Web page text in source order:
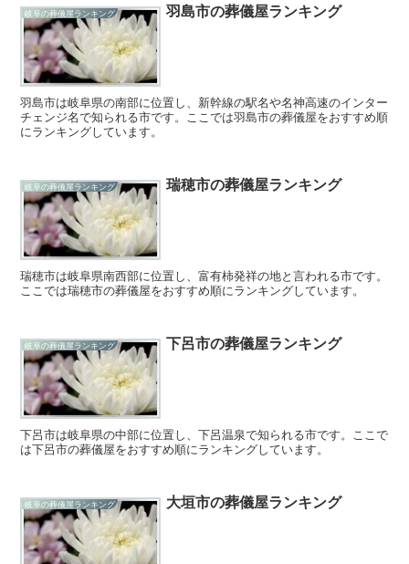
岐阜の葬儀屋ランキング 羽島市の葬儀屋ランキング
羽島市は岐阜県の南部に位置し、新幹線の駅名や名神高速のインター
チェンジ名で知られる市です。ここでは羽島市の葬儀屋をおすすめ順
にランキングしています。
岐阜の葬儀屋ランキング 瑞穂市の葬儀屋ランキング
瑞穂市は岐阜県南西部に位置し、富有柿発祥の地と言われる市です。
ここでは瑞穂市の葬儀屋をおすすめ順にランキングしています。
岐阜の葬儀屋ランキング 下呂市の葬儀屋ランキング
下呂市は岐阜県の中部に位置し、下呂温泉で知られる市です。ここで
は下呂市の葬儀屋をおすすめ順にランキングしています。
岐阜の葬儀屋ランキング 大垣市の葬儀屋ランキング